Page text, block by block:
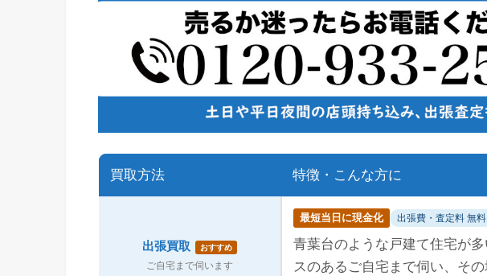
買取方法 特徴・こんな方に
出張買取 おすすめ
ご自宅まで伺います
最短当日に現金化 出張費・査定料 無料
青葉台のような戸建て住宅が
スのあるご自宅まで伺い、そ